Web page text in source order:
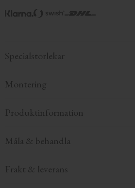
Specialstorlekar
Montering
Produktinformation
Måla & behandla
Frakt & leverans